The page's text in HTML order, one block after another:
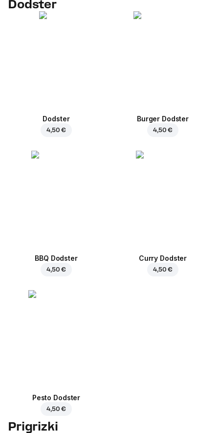
Dodster
Dodster
4,50 €
Burger Dodster
4,50 €
BBQ Dodster
4,50 €
Curry Dodster
4,50 €
Pesto Dodster
4,50 €
Prigrizki